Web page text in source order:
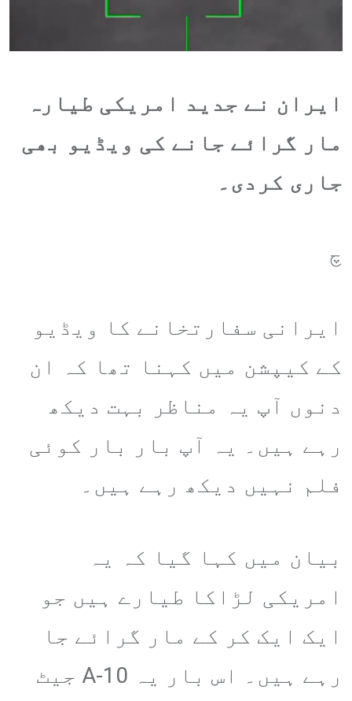
ایران نے جدید امریکی طیارہ
مار گرائے جانے کی ویڈیو بھی
جاری کردی۔
چ
ایرانی سفارتخانے کا ویڈیو
کے کیپشن میں کہنا تھا کہ ان
دنوں آپ یہ مناظر بہت دیکھ
رہے ہیں۔ یہ آپ بار بار کوئی
فلم نہیں دیکھ رہے ہیں۔
بیان میں کہا گیا کہ یہ
امریکی لڑاکا طیارے ہیں جو
ایک ایک کر کے مار گرائے جا
رہے ہیں۔ اس بار یہ A-10 جیٹ